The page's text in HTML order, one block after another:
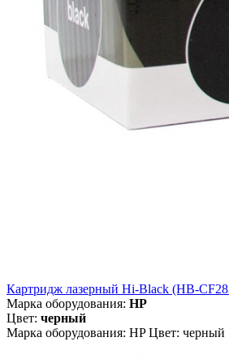
Картридж лазерный Hi-Black (HB-
Марка оборудования: HP
Цвет: черный
Марка оборудования: HP Цвет: черный